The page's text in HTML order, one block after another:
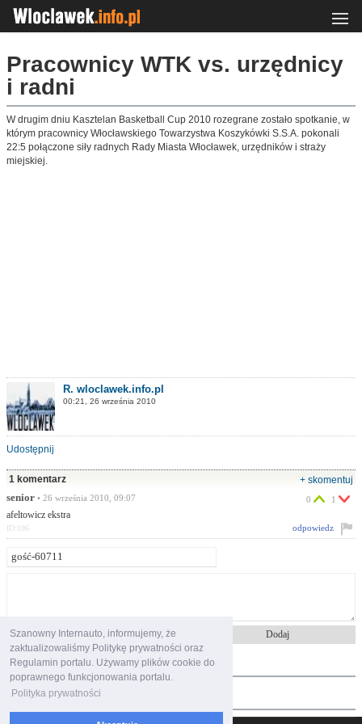
Szanowny Internauto, informujemy, że
zaktualizowaliśmy Politykę prywatności oraz
Regulamin portalu. Używamy plików cookie do
poprawnego funkcjonowania portalu.
Polityka prywatności
Pracownicy WTK vs. urzędnicy
i radni
W drugim dniu Kasztelan Basketball Cup 2010 rozegrane zostało spotkanie, w
którym pracownicy Włocławskiego Towarzystwa Koszykówki S.S.A. pokonali
22:5 połączone siły radnych Rady Miasta Włocławek, urzędników i straży
miejskiej.
R. wloclawek.info.pl
00:21, 26 września 2010
Udostępnij
1 komentarz
+ skomentuj
senior • 26 września 2010, 09:07
afeltowicz ekstra
0 1
odpowiedz
ID:196
Znam i akceptujęregulamin portalu
najczęściej oglądane
polecane filmy